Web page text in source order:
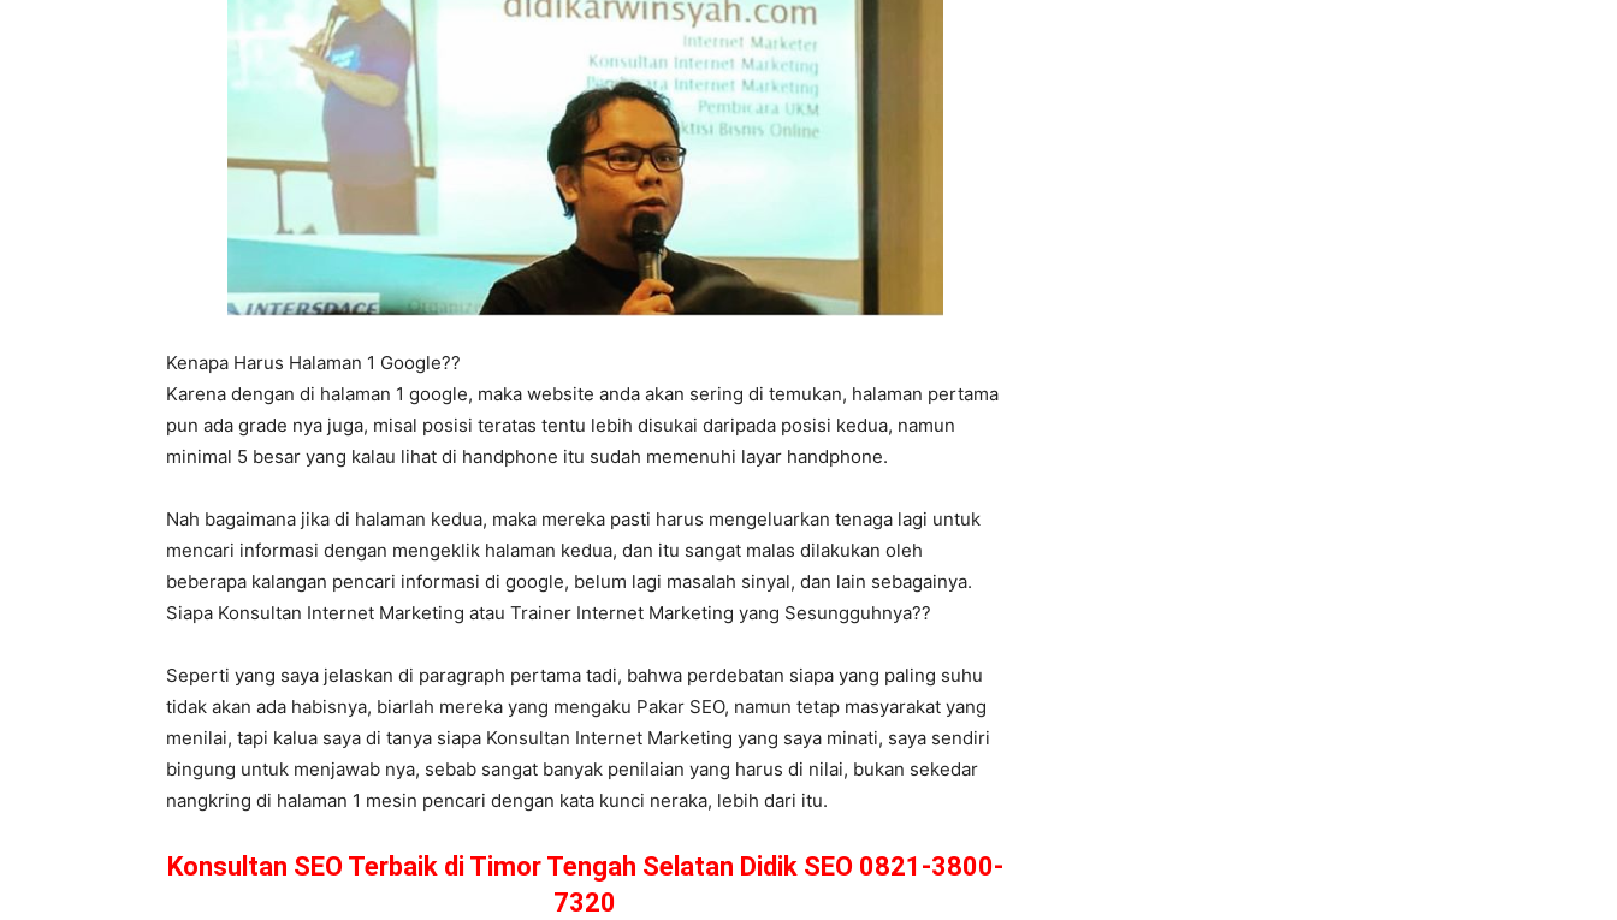
Kenapa Harus Halaman 1 Google??
Karena dengan di halaman 1 google, maka website anda akan sering di temukan, halaman pertama
pun ada grade nya juga, misal posisi teratas tentu lebih disukai daripada posisi kedua, namun
minimal 5 besar yang kalau lihat di handphone itu sudah memenuhi layar handphone.
Nah bagaimana jika di halaman kedua, maka mereka pasti harus mengeluarkan tenaga lagi untuk
mencari informasi dengan mengeklik halaman kedua, dan itu sangat malas dilakukan oleh
beberapa kalangan pencari informasi di google, belum lagi masalah sinyal, dan lain sebagainya.
Siapa Konsultan Internet Marketing atau Trainer Internet Marketing yang Sesungguhnya??
Seperti yang saya jelaskan di paragraph pertama tadi, bahwa perdebatan siapa yang paling suhu
tidak akan ada habisnya, biarlah mereka yang mengaku Pakar SEO, namun tetap masyarakat yang
menilai, tapi kalua saya di tanya siapa Konsultan Internet Marketing yang saya minati, saya sendiri
bingung untuk menjawab nya, sebab sangat banyak penilaian yang harus di nilai, bukan sekedar
nangkring di halaman 1 mesin pencari dengan kata kunci neraka, lebih dari itu.
Konsultan SEO Terbaik di Timor Tengah Selatan Didik SEO 0821-3800-
7320